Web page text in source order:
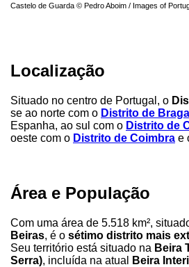
Castelo de Guarda © Pedro Aboim / Images of
Localização
Situado no centro de Portugal, o
se ao norte com o Distrito de
Espanha, ao sul com o Distrito de
oeste com o Distrito de Coimbra e
Área e População
Com uma área de 5.518 km²,
Beiras, é o sétimo distrito mais
Seu território está situado na Beira
Serra), incluída na atual Beira